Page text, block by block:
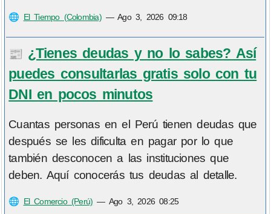
🌐 El Tiempo (Colombia)—Ago 3, 2026 09:18
📰 ¿Tienes deudas y no lo sabes? Así
puedes consultarlas gratis solo con tu
DNI en pocos minutos
Cuantas personas en el Perú tienen deudas que
después se les dificulta en pagar por lo que
también desconocen a las instituciones que
deben. Aquí conocerás tus deudas al detalle.
🌐 El Comercio (Perú) — Ago 3, 2026 08:25